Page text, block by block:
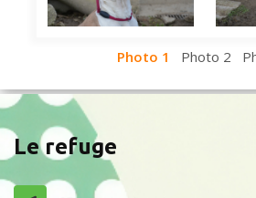
Photo 1 Photo 2
Le refuge